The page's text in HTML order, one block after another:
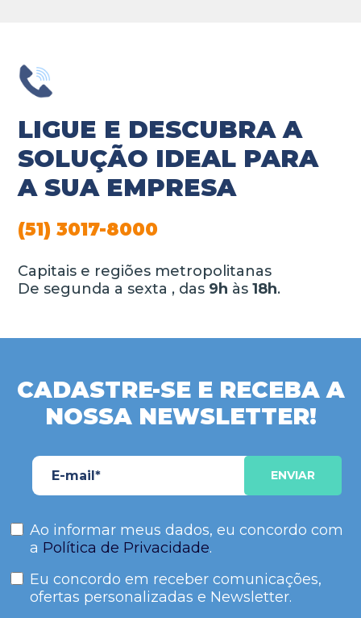
LIGUE E DESCUBRA A
SOLUÇÃO IDEAL PARA
A SUA EMPRESA
(51) 3017-8000
Capitais e regiões metropolitanas
De segunda a sexta , das 9h às18h.
CADASTRE-SE E RECEBA A
NOSSA NEWSLETTER!
Ao informar meus dados, eu concordo com
a Política de Privacidade.
Eu concordo em receber comunicações,
ofertas personalizadas e Newsletter.